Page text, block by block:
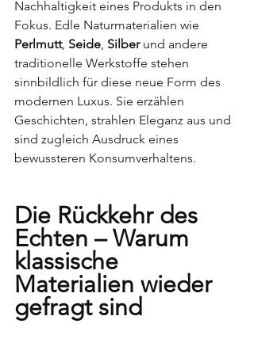
Nachhaltigkeit eines Produkts in den
Fokus. Edle Naturmaterialien wie
Perlmutt, Seide, Silber und andere
traditionelle Werkstoffe stehen
sinnbildlich für diese neue Form des
modernen Luxus. Sie erzählen
Geschichten, strahlen Eleganz aus und
sind zugleich Ausdruck eines
bewussteren Konsumverhaltens.
Die Rückkehr des
Echten – Warum
klassische
Materialien wieder
gefragt sind